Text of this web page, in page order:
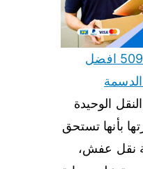
نقل عفش الدسمة 50993766 افضل
الوحيدة
بأنها تستحق
نقل عفش،